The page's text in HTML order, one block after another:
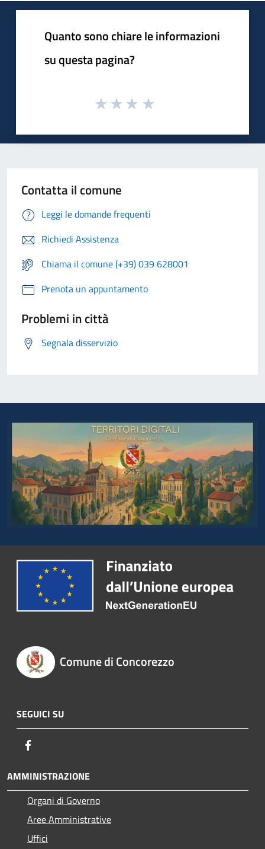
Quanto sono chiare le informazioni
su questa pagina?
Contatta il comune
Leggi le domande frequenti
Richiedi Assistenza
Chiama il comune (+39) 039 628001
Prenota un appuntamento
Problemi in città
Segnala disservizio
Comune di Concorezzo
SEGUICI SU
AMMINISTRAZIONE
Organi di Governo
Aree Amministrative
Uffici